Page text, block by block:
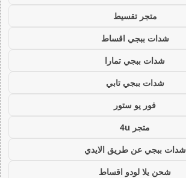
متجر تقسيط
شدات ببجي اقساط
شدات ببجي تمارا
شدات ببجي تابي
فور يو ستور
متجر 4u
شدات ببجي عن طريق الايدي
شحن يلا لودو اقساط